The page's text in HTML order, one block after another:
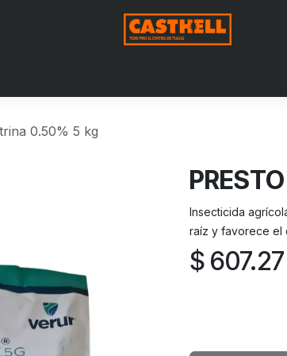
0.50% 5 kg
Insecticida
raíz y favorece el
$ 607.27